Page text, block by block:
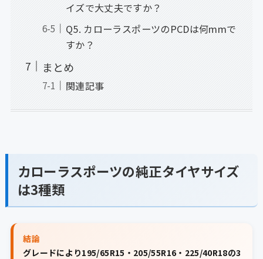
イズで大丈夫ですか？
Q5. カローラスポーツのPCDは何mmで
すか？
まとめ
関連記事
カローラスポーツの純正タイヤサイズ
は3種類
結論
グレードにより195/65R15・205/55R16・225/40R18の3